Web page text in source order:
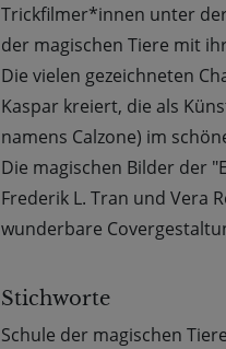
Trickfilmer*innen unter
der magischen Tiere mit
Die vielen gezeichneten
Kaspar kreiert, die als
namens Calzone) im
Die magischen Bilder der
Frederik L. Tran und Vera
wunderbare
Stichworte
Schule der magischen